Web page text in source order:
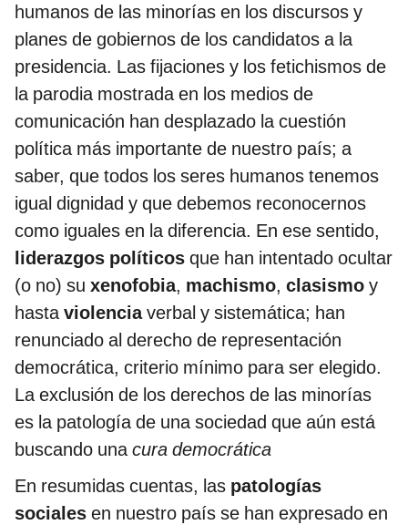
humanos de las minorías en los discursos y
planes de gobiernos de los candidatos a la
presidencia. Las fijaciones y los fetichismos de
la parodia mostrada en los medios de
comunicación han desplazado la cuestión
política más importante de nuestro país; a
saber, que todos los seres humanos tenemos
igual dignidad y que debemos reconocernos
como iguales en la diferencia. En ese sentido,
liderazgos políticos que han intentado ocultar
(o no) su xenofobia, machismo, clasismo y
hastaviolenciaverbal y sistemática; han
renunciado al derecho de representación
democrática, criterio mínimo para ser elegido.
La exclusión de los derechos de las minorías
es la patología de una sociedad que aún está
buscando unacura democrática
En resumidas cuentas, las patologías
sociales en nuestro país se han expresado en